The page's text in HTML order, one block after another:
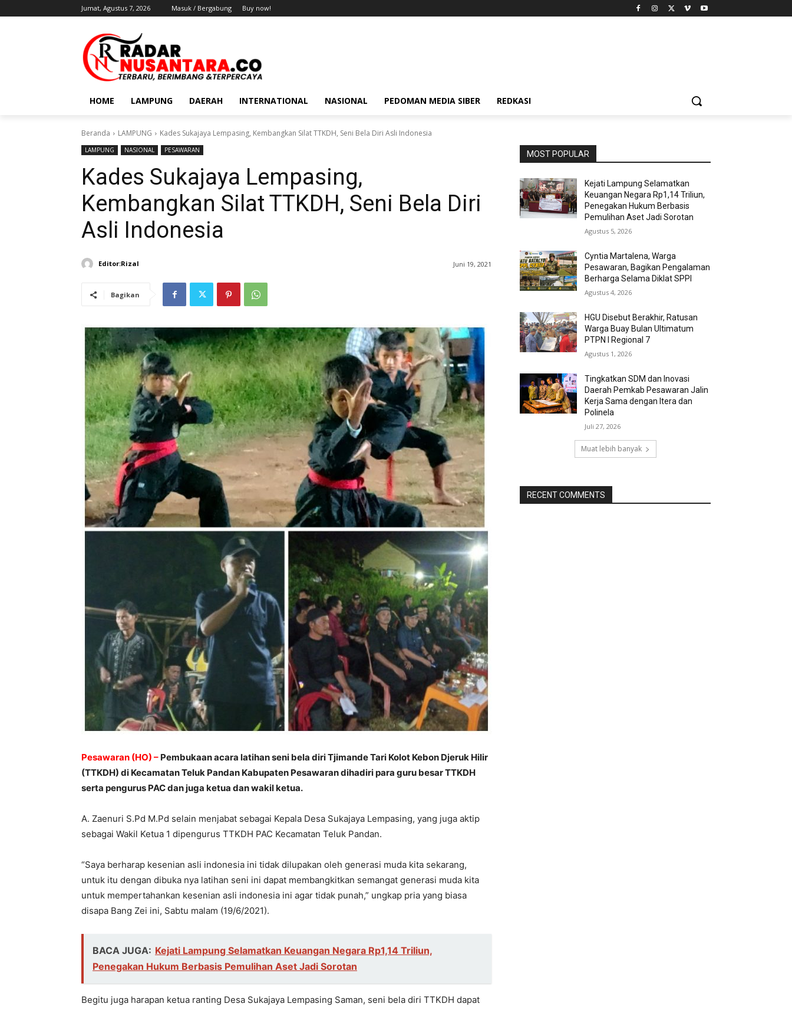
Jumat, Agustus 7, 2026 Masuk / Bergabung Buy now!
HOME LAMPUNG DAERAH INTERNATIONAL NASIONAL PEDOMAN MEDIA SIBER REDKASI
Beranda LAMPUNG Kades Sukajaya Lempasing, Kembangkan Silat TTKDH, Seni Bela Diri Asli Indonesia
LAMPUNG NASIONAL PESAWARAN
Kades Sukajaya Lempasing,
Kembangkan Silat TTKDH, Seni Bela Diri
Asli Indonesia
Editor:Rizal Juni 19, 2021
Bagikan
Pesawaran (HO) – Pembukaan acara latihan seni bela diri Tjimande Tari Kolot Kebon Djeruk Hilir
(TTKDH) di Kecamatan Teluk Pandan Kabupaten Pesawaran dihadiri para guru besar TTKDH
serta pengurus PAC dan juga ketua dan wakil ketua.
A. Zaenuri S.Pd M.Pd selain menjabat sebagai Kepala Desa Sukajaya Lempasing, yang juga aktip
sebagai Wakil Ketua 1 dipengurus TTKDH PAC Kecamatan Teluk Pandan.
“Saya berharap kesenian asli indonesia ini tidak dilupakan oleh generasi muda kita sekarang,
untuk itu dengan dibuka nya latihan seni ini dapat membangkitkan semangat generasi muda kita
untuk mempertahankan kesenian asli indonesia ini agar tidak punah,” ungkap pria yang biasa
disapa Bang Zei ini, Sabtu malam (19/6/2021).
BACA JUGA: Kejati Lampung Selamatkan Keuangan Negara Rp1,14 Triliun,
Penegakan Hukum Berbasis Pemulihan Aset Jadi Sorotan
Begitu juga harapan ketua ranting Desa Sukajaya Lempasing Saman, seni bela diri TTKDH dapat
MOST POPULAR
Kejati Lampung Selamatkan
Keuangan Negara Rp1,14 Triliun,
Penegakan Hukum Berbasis
Pemulihan Aset Jadi Sorotan
Agustus 5, 2026
Cyntia Martalena, Warga
Pesawaran, Bagikan Pengalaman
Berharga Selama Diklat SPPI
Agustus 4, 2026
HGU Disebut Berakhir, Ratusan
Warga Buay Bulan Ultimatum
PTPN I Regional 7
Agustus 1, 2026
Tingkatkan SDM dan Inovasi
Daerah Pemkab Pesawaran Jalin
Kerja Sama dengan Itera dan
Polinela
Juli 27, 2026
Muat lebih banyak
RECENT COMMENTS